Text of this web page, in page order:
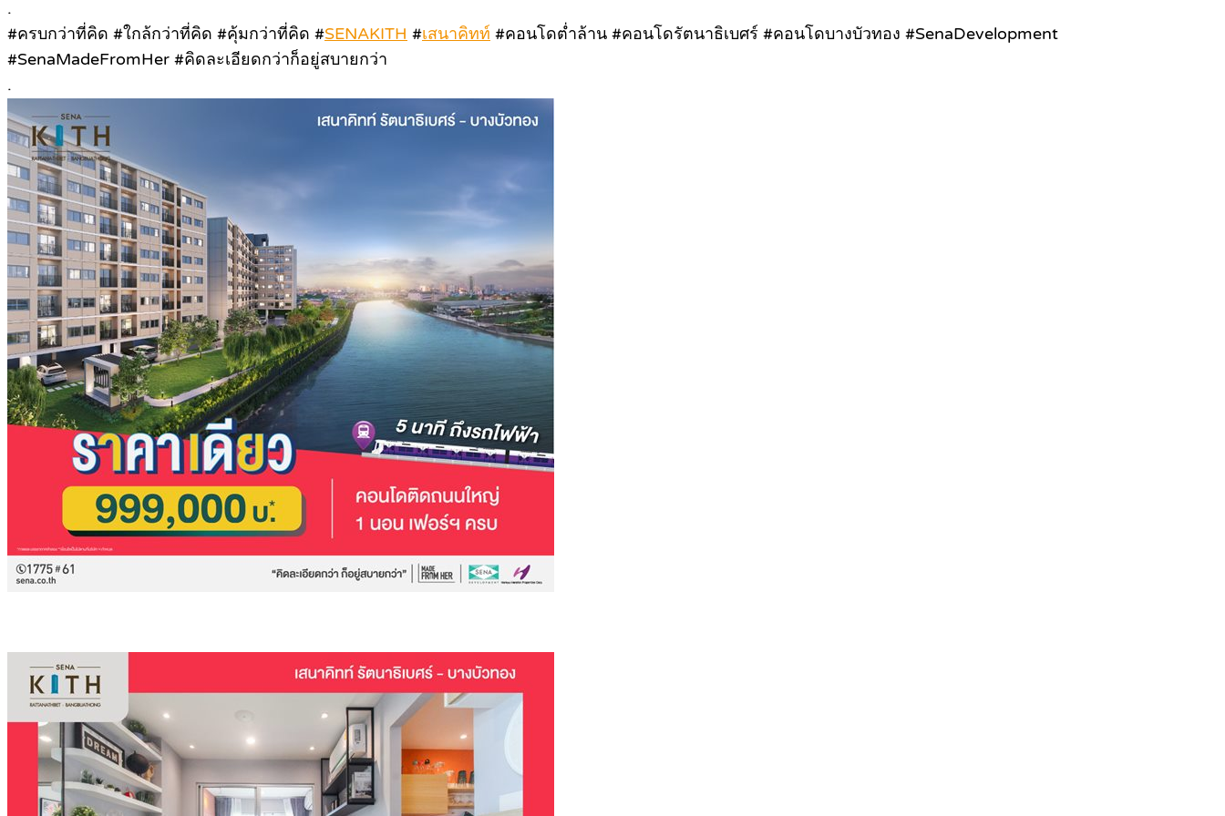
.
#ครบกว่าที่คิด #ใกล้กว่าที่คิด #คุ้มกว่าที่คิด #SENAKITH #เสนาคิทท์ #คอนโดต่ำล้าน #คอนโดรัตนาธิเบศร์ #คอนโดบางบัวทอง #SenaDevelopment
#SenaMadeFromHer #คิดละเอียดกว่าก็อยู่สบายกว่า
.